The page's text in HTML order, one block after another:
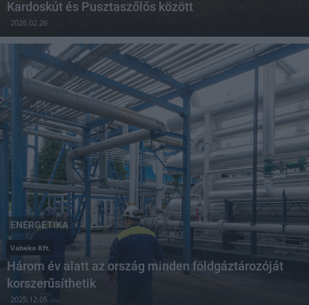
Kardoskút és Pusztaszőlős között
2026.02.26
ENERGETIKA
Vabeko Kft.
Három év alatt az ország minden földgáztározóját
korszerűsíthetik
2025.12.05